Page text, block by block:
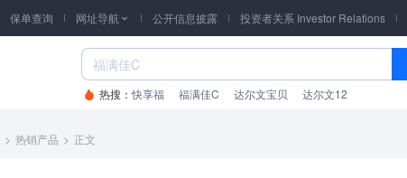
保单查询 网址导航  公开信息披露 投资者关系 Investor Relations
热搜：快享福 福满佳C 达尔文宝贝 达尔文12
> 热销产品 > 正文